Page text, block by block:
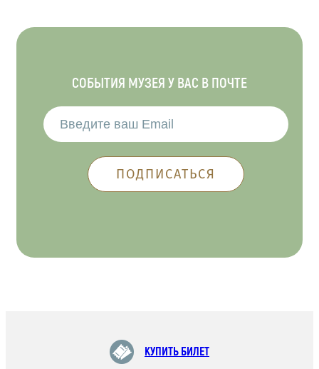
СОБЫТИЯ МУЗЕЯ У ВАС В ПОЧТЕ
КУПИТЬ БИЛЕТ